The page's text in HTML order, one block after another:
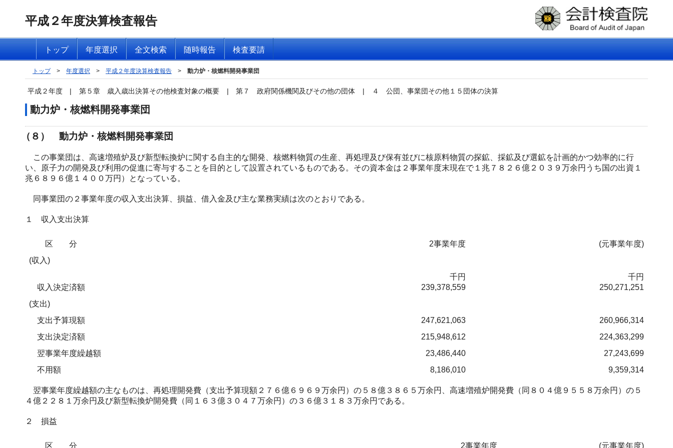
平成２年度決算検査報告
トップ 年度選択 全文検索 随時報告 検査要請
トップ > 年度選択 > 平成２年度決算検査報告 > 動力炉・核燃料開発事業団
平成２年度 | 第５章 歳入歳出決算その他検査対象の概要 | 第７ 政府関係機関及びその他の団体 | ４ 公団、事業団その他１５団体の決算
動力炉・核燃料開発事業団
（８） 動力炉・核燃料開発事業団
この事業団は、高速増殖炉及び新型転換炉に関する自主的な開発、核燃料物質の生産、再処理及び保有並びに核原料物質の探鉱、採鉱及び選鉱を計画的かつ効率的に行
い、原子力の開発及び利用の促進に寄与することを目的として設置されているものである。その資本金は２事業年度末現在で１兆７８２６億２０３９万余円うち国の出資１
兆６８９６億１４００万円）となっている。
同事業団の２事業年度の収入支出決算、損益、借入金及び主な業務実績は次のとおりである。
１ 収入支出決算
区分 2事業年度
(元事業年度)
(収入)
収入決定済額
千円
239,378,559
千円
250,271,251
(支出)
支出予算現額
247,621,063
260,966,314
支出決定済額
215,948,612
224,363,299
翌事業年度繰越額
23,486,440
27,243,699
不用額
8,186,010 9,359,314
翌事業年度繰越額の主なものは、再処理開発費（支出予算現額２７６億６９６９万余円）の５８億３８６５万余円、高速増殖炉開発費（同８０４億９５５８万余円）の５
４億２２８１万余円及び新型転換炉開発費（同１６３億３０４７万余円）の３６億３１８３万余円である。
２ 損益
区分 2事業年度
(元事業年度)